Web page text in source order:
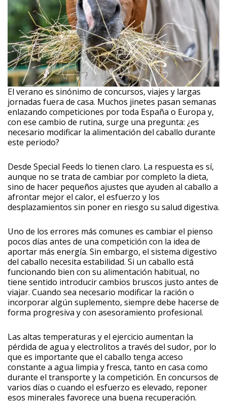
El verano es sinónimo de concursos, viajes y largas
jornadas fuera de casa. Muchos jinetes pasan semanas
enlazando competiciones por toda España o Europa y,
con ese cambio de rutina, surge una pregunta: ¿es
necesario modificar la alimentación del caballo durante
este periodo?
Desde Special Feeds lo tienen claro. La respuesta es sí,
aunque no se trata de cambiar por completo la dieta,
sino de hacer pequeños ajustes que ayuden al caballo a
afrontar mejor el calor, el esfuerzo y los
desplazamientos sin poner en riesgo su salud digestiva.
Uno de los errores más comunes es cambiar el pienso
pocos días antes de una competición con la idea de
aportar más energía. Sin embargo, el sistema digestivo
del caballo necesita estabilidad. Si un caballo está
funcionando bien con su alimentación habitual, no
tiene sentido introducir cambios bruscos justo antes de
viajar. Cuando sea necesario modificar la ración o
incorporar algún suplemento, siempre debe hacerse de
forma progresiva y con asesoramiento profesional.
Las altas temperaturas y el ejercicio aumentan la
pérdida de agua y electrolitos a través del sudor, por lo
que es importante que el caballo tenga acceso
constante a agua limpia y fresca, tanto en casa como
durante el transporte y la competición. En concursos de
varios días o cuando el esfuerzo es elevado, reponer
esos minerales favorece una buena recuperación.